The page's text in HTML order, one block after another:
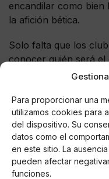
Para proporcionar una
utilizamos cookies para
del dispositivo. Su
datos como el
en este sitio. La
pueden afectar
funciones.
encandilar como bien
la afición bética.
Solo falta que los
conocer quién será el
hueco al recién
Zozulia- los
bética. Sin lugar a
es el ucraniano,
prácticamente
relacionado con un
fuerte por él.